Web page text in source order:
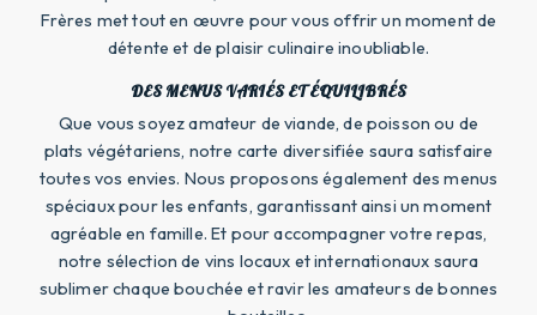
Frères met tout en œuvre pour vous offrir un moment de
détente et de plaisir culinaire inoubliable.
DES MENUS VARIÉS ET ÉQUILIBRÉS
Que vous soyez amateur de viande, de poisson ou de
plats végétariens, notre carte diversifiée saura satisfaire
toutes vos envies. Nous proposons également des menus
spéciaux pour les enfants, garantissant ainsi un moment
agréable en famille. Et pour accompagner votre repas,
notre sélection de vins locaux et internationaux saura
sublimer chaque bouchée et ravir les amateurs de bonnes